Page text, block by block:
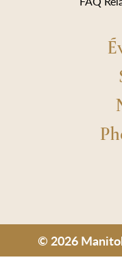
© 2026